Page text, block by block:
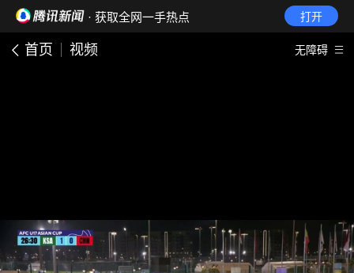
· 获取全网一手热点 打开
首页 视频 无障碍